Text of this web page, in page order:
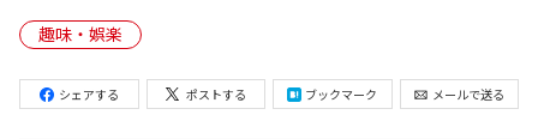
趣味・娯楽
シェアする ポストする ブックマーク メールで送る